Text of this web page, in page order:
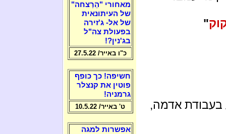
"
בעבודת אדמה,
מאחורי "הֵרַצחה"
של העיתונאית
של אל- ג'זירה
בפעולת צה"ל
בג'נין?!
כ"ו באייר/ 27.5.22
חשיפה! כך כופף
פוטין את קנצלר
גרמניה!
ט' באייר/ 10.5.22
אפשרות למגה